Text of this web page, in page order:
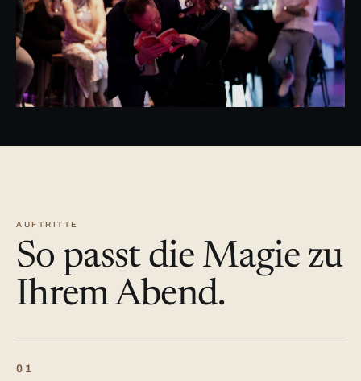
AUFTRITTE
So passt die Magie zu
Ihrem Abend.
01